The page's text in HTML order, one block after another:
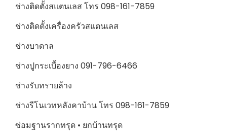
ช่างติดตั้งสแตนเลส โทร 098-161-7859
ช่างติดตั้งเครื่องครัวสแตนเลส
ช่างบาดาล
ช่างปูกระเบื้องยาง 091-796-6466
ช่างรับทรายล้าง
ช่างรีโนเวทหลังคาบ้าน โทร 098-161-7859
ซ่อมฐานรากทรุด • ยกบ้านทรุด